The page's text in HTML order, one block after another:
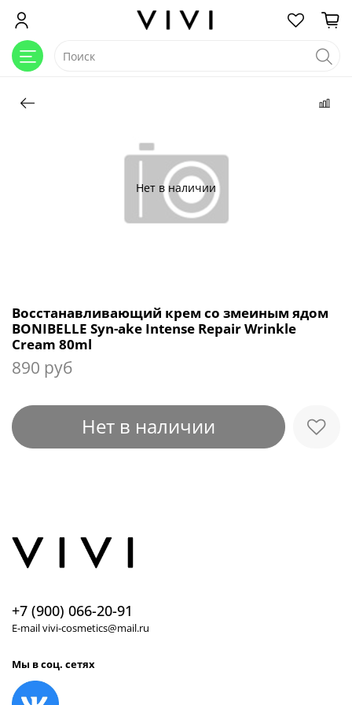
Нет в наличии
Восстанавливающий крем со змеиным ядом
BONIBELLE Syn-ake Intense Repair Wrinkle
Cream 80ml
890 руб
Нет в наличии
+7 (900) 066-20-91
E-mail vivi-cosmetics@mail.ru
Мы в соц. сетях